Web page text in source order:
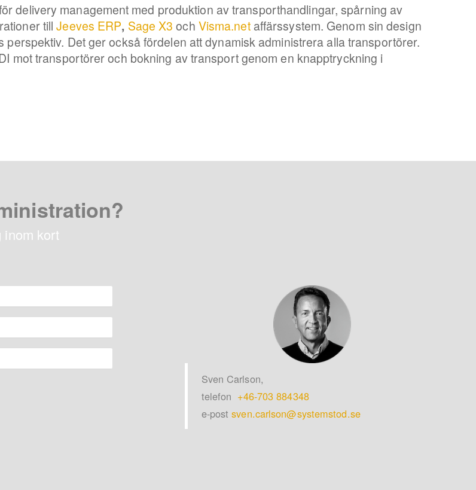
delivery management med produktion av transporthandlingar, spårning av
tillJeeves ERP, Sage X3 och Visma.netaffärssystem. Genom sin design
Det ger också fördelen att dynamisk administrera alla transportörer.
mot transportörer och bokning av transport genom en knapptryckning i
inom kort
Sven Carlson,
telefon +46-703 884348
e-postsven.carlson@systemstod.se